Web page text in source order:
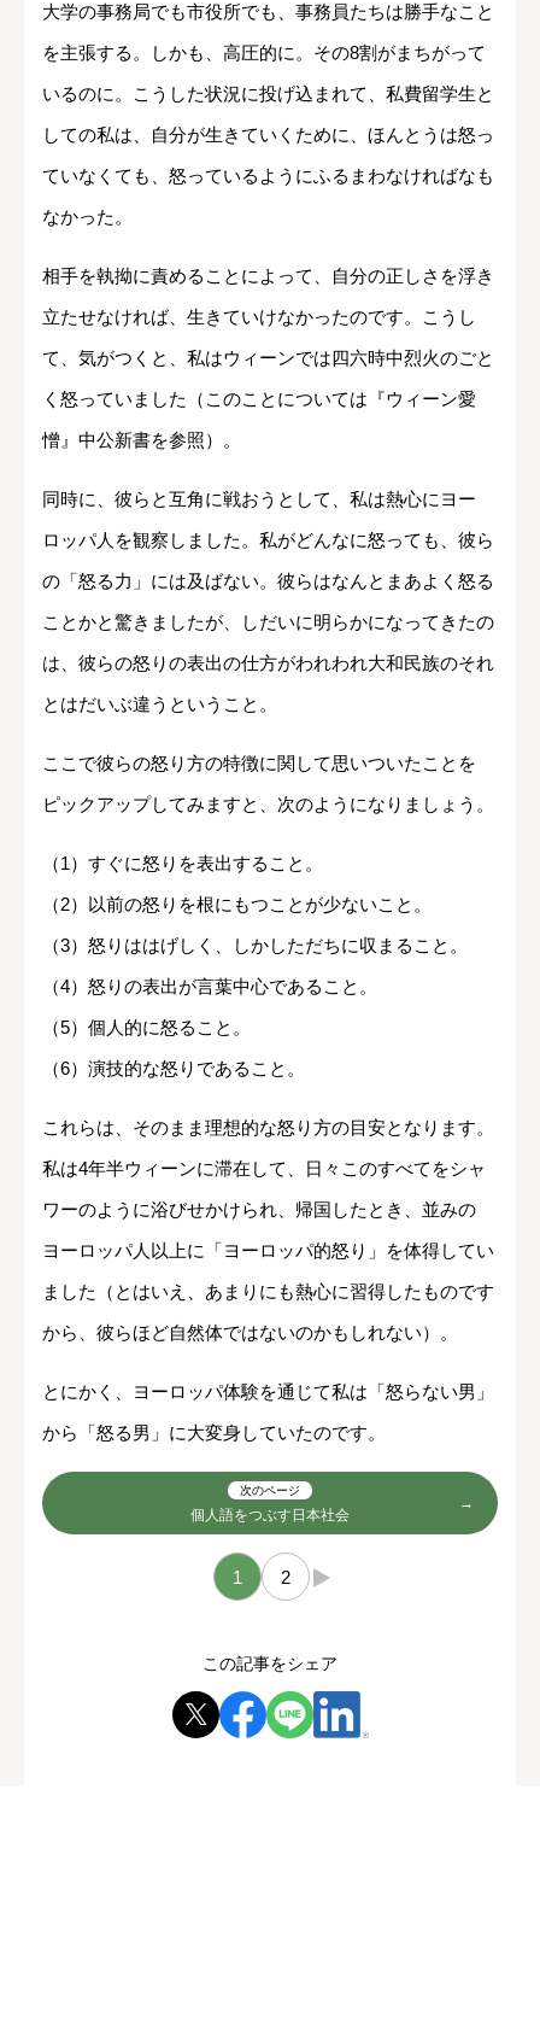
大学の事務局でも市役所でも、事務員たちは勝手なこと
を主張する。しかも、高圧的に。その8割がまちがって
いるのに。こうした状況に投げ込まれて、私費留学生と
しての私は、自分が生きていくために、ほんとうは怒っ
ていなくても、怒っているようにふるまわなければなも
なかった。
相手を執拗に責めることによって、自分の正しさを浮き
立たせなければ、生きていけなかったのです。こうし
て、気がつくと、私はウィーンでは四六時中烈火のごと
く怒っていました（このことについては『ウィーン愛
憎』中公新書を参照）。
同時に、彼らと互角に戦おうとして、私は熱心にヨー
ロッパ人を観察しました。私がどんなに怒っても、彼ら
の「怒る力」には及ばない。彼らはなんとまあよく怒る
ことかと驚きましたが、しだいに明らかになってきたの
は、彼らの怒りの表出の仕方がわれわれ大和民族のそれ
とはだいぶ違うということ。
ここで彼らの怒り方の特徴に関して思いついたことを
ピックアップしてみますと、次のようになりましょう。
（1）すぐに怒りを表出すること。
（2）以前の怒りを根にもつことが少ないこと。
（3）怒りははげしく、しかしただちに収まること。
（4）怒りの表出が言葉中心であること。
（5）個人的に怒ること。
（6）演技的な怒りであること。
これらは、そのまま理想的な怒り方の目安となります。
私は4年半ウィーンに滞在して、日々このすべてをシャ
ワーのように浴びせかけられ、帰国したとき、並みの
ヨーロッパ人以上に「ヨーロッパ的怒り」を体得してい
ました（とはいえ、あまりにも熱心に習得したものです
から、彼らほど自然体ではないのかもしれない）。
とにかく、ヨーロッパ体験を通じて私は「怒らない男」
から「怒る男」に大変身していたのです。
次のページ
個人語をつぶす日本社会
1 2 →
この記事をシェア